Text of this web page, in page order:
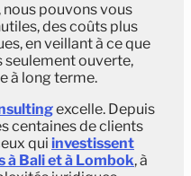
nous pouvons vous
des coûts plus
en veillant à ce que
seulement ouverte,
à long terme.
excelle. Depuis
centaines de clients
qui investissent
à Bali et à Lombok, à